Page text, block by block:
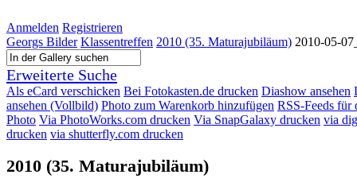
Anmelden Registrieren
Georgs Bilder Klassentreffen 2010 (35. Maturajubiläum) 2010-05-
Erweiterte Suche
Als eCard verschicken Bei Fotokasten.de drucken Diashow ansehen
ansehen (Vollbild) Photo zum Warenkorb hinzufügen RSS-Feeds für
Photo Via PhotoWorks.com drucken Via SnapGalaxy drucken via
drucken via shutterfly.com drucken
2010 (35. Maturajubiläum)